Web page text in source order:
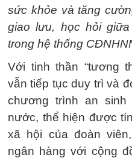
sức khỏe và tăng
giao lưu, học hỏi
trong hệ thống
Với tinh thần “tương
vẫn tiếp tục duy trì và
chương trình an
nước, thể hiện được
xã hội của đoàn
ngân hàng với cộng